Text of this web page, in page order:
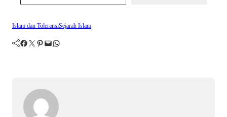
Islam dan ToleransiSejarah Islam
Facebook Twitter Pinterest Mail WhatsApp